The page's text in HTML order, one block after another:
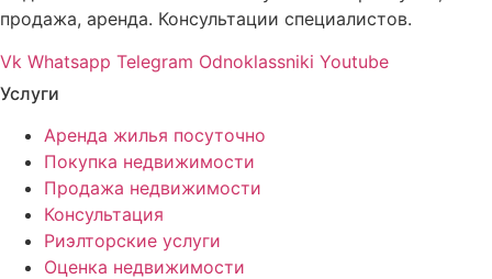
продажа, аренда. Консультации специалистов.
Vk Whatsapp Telegram Odnoklassniki Youtube
Услуги
Аренда жилья посуточно
Покупка недвижимости
Продажа недвижимости
Консультация
Риэлторские услуги
Оценка недвижимости